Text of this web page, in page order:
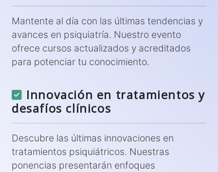
Mantente al día con las últimas tendencias y
avances en psiquiatría. Nuestro evento
ofrece cursos actualizados y acreditados
para potenciar tu conocimiento.
Innovación en tratamientos y
desafíos clínicos
Descubre las últimas innovaciones en
tratamientos psiquiátricos. Nuestras
ponencias presentarán enfoques